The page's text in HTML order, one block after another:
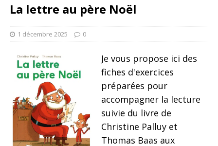
La lettre au père Noël
1 décembre 2025 0
Je vous propose ici des
fiches d'exercices
préparées pour
accompagner la lecture
suivie du livre de
Christine Palluy et
Thomas Baas aux